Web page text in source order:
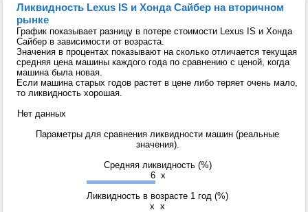
Ликвидность Lexus IS и Хонда Сайбер на вторичном
рынке
График показывает разницу в потере стоимости Lexus IS и Хонда
Сайбер в зависимости от возраста.
Значения в процентах показывают на сколько отличается текущая
средняя цена машины каждого года по сравнению с ценой, когда
машина была новая.
Если машина старых годов растет в цене либо теряет очень мало,
то ликвидность хорошая.
Нет данных
Параметры для сравнения ликвидности машин (реальные
значения).
Средняя ликвидность (%)
6 x
Ликвидность в возрасте 1 год (%)
x x